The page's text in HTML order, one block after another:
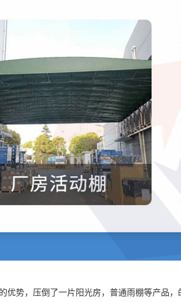
优势，压倒了一片阳光房，普通雨棚等产品